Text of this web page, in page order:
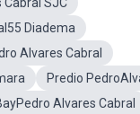
Diadema
Alvares Cabral
Predio
Alvares Cabral